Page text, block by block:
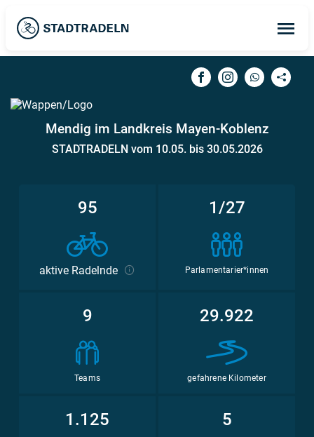
Mendig im Landkreis Mayen-Koblenz
STADTRADELN vom 10.05. bis 30.05.2026
95
aktive Radelnde
1/27
Parlamentarier*innen
9
Teams
29.922
gefahrene Kilometer
1.125 5